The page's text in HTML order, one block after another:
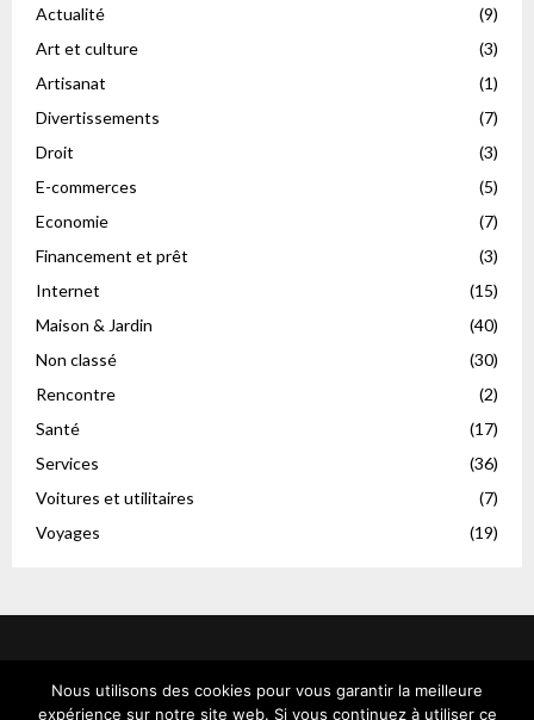
Actualité
(9)
Art et culture
(3)
Artisanat
(1)
Divertissements
(7)
Droit
(3)
E-commerces
(5)
Economie
(7)
Financement et prêt
(3)
Internet
(15)
Maison & Jardin
(40)
Non classé
(30)
Rencontre
(2)
Santé
(17)
Services
(36)
Voitures et utilitaires
(7)
Voyages
(19)
Nous utilisons des cookies pour vous garantir la meilleure
expérience sur notre site web. Si vous continuez à utiliser ce